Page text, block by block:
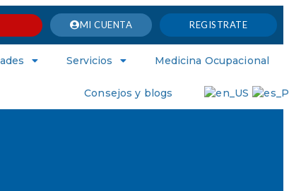
MI CUENTA REGISTRATE
Servicios Medicina Ocupacional
Consejos y blogs